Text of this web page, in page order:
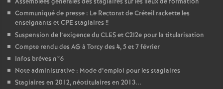
Communiqué de presse : Le Rectorat de Créteil rackette les
enseignants etCPE stagiaires !!
Suspension de l’exigence duCLESet C2I2e pour la titularisation
Compte rendu des AG à Torcy des 4, 5 et 7 février
Infos brèves n°6
Note administrative : Mode d’emploi pour les stagiaires
Stagiaires en 2012, néotitulaires en 2013...